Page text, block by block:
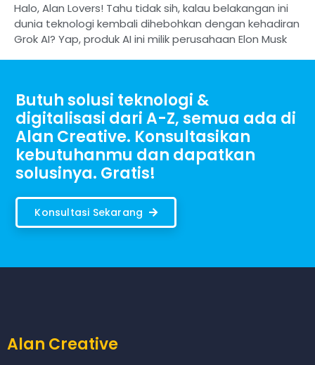
Halo, Alan Lovers! Tahu tidak sih, kalau belakangan ini
dunia teknologi kembali dihebohkan dengan kehadiran
Grok AI? Yap, produk AI ini milik perusahaan Elon Musk
Butuh solusi teknologi &
digitalisasi dari A-Z, semua ada di
Alan Creative. Konsultasikan
kebutuhanmu dan dapatkan
solusinya. Gratis!
Konsultasi Sekarang
Alan Creative